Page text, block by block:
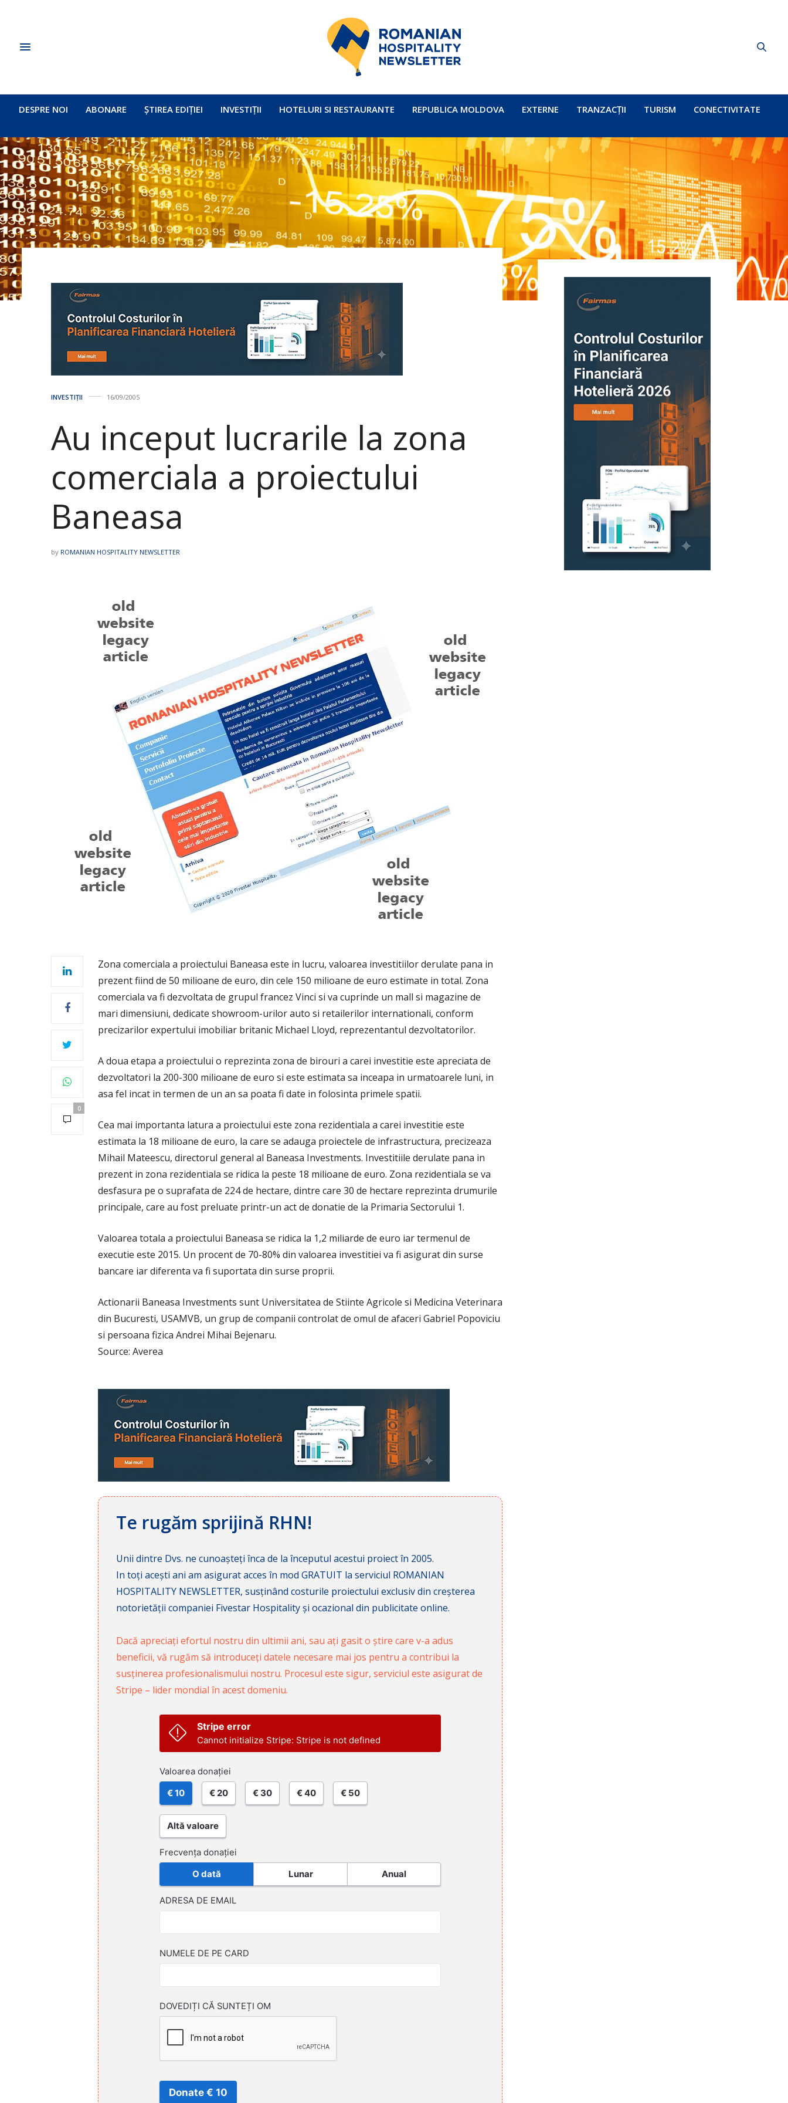
DESPRE NOI ABONARE ȘTIREA EDIȚIEI INVESTIȚII HOTELURI SI RESTAURANTE REPUBLICA MOLDOVA EXTERNE TRANZACȚII TURISM CONECTIVITATE
INVESTIȚII 16/09/2005
Au inceput lucrarile la zona
comerciala a proiectului
Baneasa
by ROMANIAN HOSPITALITY NEWSLETTER
0
Zona comerciala a proiectului Baneasa este in lucru, valoarea investitiilor derulate pana in
prezent fiind de 50 milioane de euro, din cele 150 milioane de euro estimate in total. Zona
comerciala va fi dezvoltata de grupul francez Vinci si va cuprinde un mall si magazine de
mari dimensiuni, dedicate showroom-urilor auto si retailerilor internationali, conform
precizarilor expertului imobiliar britanic Michael Lloyd, reprezentantul dezvoltatorilor.
A doua etapa a proiectului o reprezinta zona de birouri a carei investitie este apreciata de
dezvoltatori la 200-300 milioane de euro si este estimata sa inceapa in urmatoarele luni, in
asa fel incat in termen de un an sa poata fi date in folosinta primele spatii.
Cea mai importanta latura a proiectului este zona rezidentiala a carei investitie este
estimata la 18 milioane de euro, la care se adauga proiectele de infrastructura, precizeaza
Mihail Mateescu, directorul general al Baneasa Investments. Investitiile derulate pana in
prezent in zona rezidentiala se ridica la peste 18 milioane de euro. Zona rezidentiala se va
desfasura pe o suprafata de 224 de hectare, dintre care 30 de hectare reprezinta drumurile
principale, care au fost preluate printr-un act de donatie de la Primaria Sectorului 1.
Valoarea totala a proiectului Baneasa se ridica la 1,2 miliarde de euro iar termenul de
executie este 2015. Un procent de 70-80% din valoarea investitiei va fi asigurat din surse
bancare iar diferenta va fi suportata din surse proprii.
Actionarii Baneasa Investments sunt Universitatea de Stiinte Agricole si Medicina Veterinara
din Bucuresti, USAMVB, un grup de companii controlat de omul de afaceri Gabriel Popoviciu
si persoana fizica Andrei Mihai Bejenaru.
Source: Averea
Te rugăm sprijină RHN!
Unii dintre Dvs. ne cunoașteți înca de la începutul acestui proiect în 2005.
In toți acești ani am asigurat acces în mod GRATUIT la serviciul ROMANIAN
HOSPITALITY NEWSLETTER, susținând costurile proiectului exclusiv din creșterea
notorietății companiei Fivestar Hospitality și ocazional din publicitate online.
Dacă apreciați efortul nostru din ultimii ani, sau ați gasit o știre care v-a adus
beneficii, vă rugăm să introduceți datele necesare mai jos pentru a contribui la
susținerea profesionalismului nostru. Procesul este sigur, serviciul este asigurat de
Stripe – lider mondial în acest domeniu.
Stripe error
Cannot initialize Stripe: Stripe is not defined
Valoarea donației
€ 10 € 20 € 30 € 40 € 50
Altă valoare
Frecvența donației
O dată Lunar Anual
ADRESA DE EMAIL
NUMELE DE PE CARD
DOVEDIȚI CĂ SUNTEȚI OM
Donate € 10